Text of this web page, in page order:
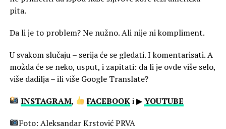
pita.
Da li je to problem? Ne nužno. Ali nije ni kompliment.
U svakom slučaju – serija će se gledati. I komentarisati. A
možda će se neko, usput, i zapitati: da li je ovde više selo,
više dadilja – ili više Google Translate?
INSTAGRAM, FACEBOOKi ▶YOUTUBE
Foto: Aleksandar Krstović PRVA